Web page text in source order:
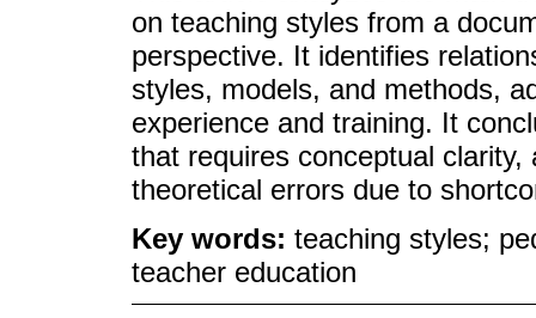
on teaching styles from a
perspective. It identifies
styles, models, and methods,
experience and training. It
that requires conceptual
theoretical errors due to
Key words: teaching styles;
teacher education